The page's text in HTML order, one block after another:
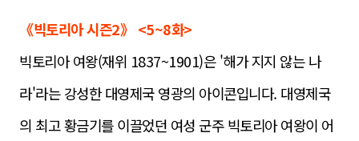
《빅토리아 시즌2》 <5~8화>
빅토리아 여왕(재위 1837~1901)은 '해가 지지 않는 나
라'라는 강성한 대영제국 영광의 아이콘입니다. 대영제국
의 최고 황금기를 이끌었던 여성 군주 빅토리아 여왕이 어